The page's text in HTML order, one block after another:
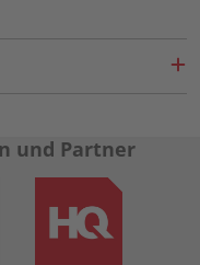
und Partner